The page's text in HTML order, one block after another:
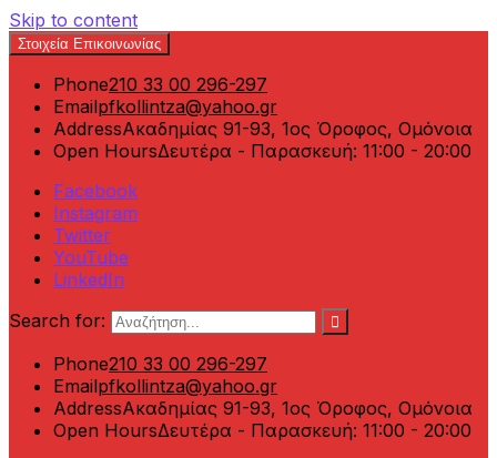
Skip to content
Στοιχεία Επικοινωνίας
Phone210 33 00 296-297
Emailpfkollintza@yahoo.gr
AddressΑκαδημίας 91-93, 1ος Όροφος, Ομόνοια
Open HoursΔευτέρα - Παρασκευή: 11:00 - 20:00
Facebook
Instagram
Twitter
YouTube
LinkedIn
Search for:
Phone210 33 00 296-297
Emailpfkollintza@yahoo.gr
AddressΑκαδημίας 91-93, 1ος Όροφος, Ομόνοια
Open HoursΔευτέρα - Παρασκευή: 11:00 - 20:00